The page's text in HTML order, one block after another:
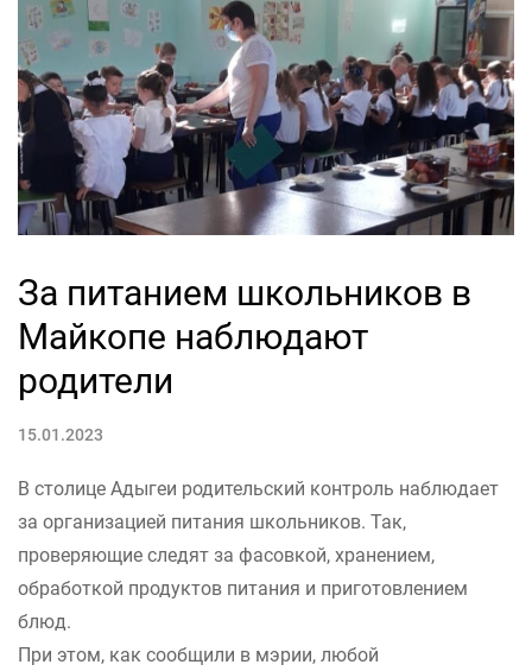
За питанием школьников в
Майкопе наблюдают
родители
15.01.2023
В столице Адыгеи родительский контроль наблюдает
за организацией питания школьников. Так,
проверяющие следят за фасовкой, хранением,
обработкой продуктов питания и приготовлением
блюд.
При этом, как сообщили в мэрии, любой